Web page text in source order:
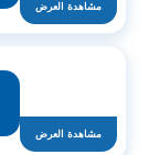
مشاهدة العرض
مشاهدة العرض